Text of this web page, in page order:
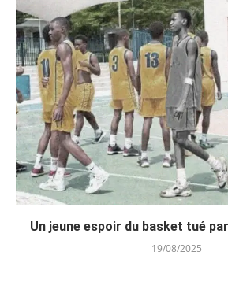
Un jeune espoir du basket tué
19/08/2025